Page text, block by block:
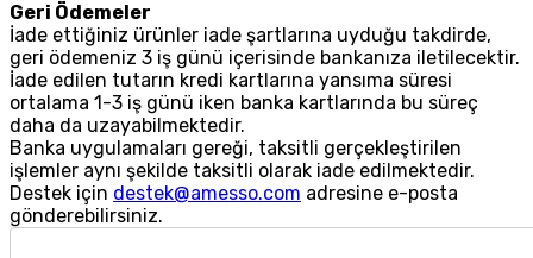
Geri Ödemeler
İade ettiğiniz ürünler iade şartlarına uyduğu takdirde,
geri ödemeniz 3 iş günü içerisinde bankanıza iletilecektir.
İade edilen tutarın kredi kartlarına yansıma süresi
ortalama 1-3 iş günü iken banka kartlarında bu süreç
daha da uzayabilmektedir.
Banka uygulamaları gereği, taksitli gerçekleştirilen
işlemler aynı şekilde taksitli olarak iade edilmektedir.
Destek için destek@amesso.com adresine e-posta
gönderebilirsiniz.